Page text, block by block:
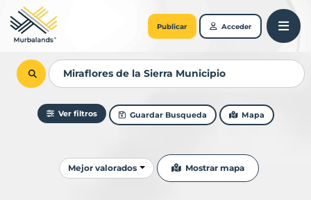
Publicar Acceder
Ver filtros Guardar Busqueda Mapa
Ordenar resultados
Mejor valorados Mostrar mapa